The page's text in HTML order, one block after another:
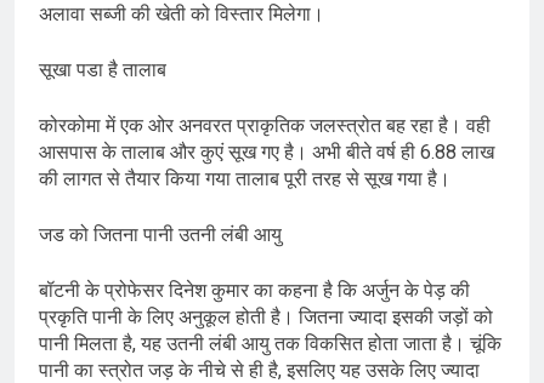
अलावा सब्जी की खेती को विस्तार मिलेगा।
सूखा पडा है तालाब
कोरकोमा में एक ओर अनवरत प्राकृतिक जलस्त्रोत बह रहा है। वही
आसपास के तालाब और कुएं सूख गए है। अभी बीते वर्ष ही 6.88 लाख
की लागत से तैयार किया गया तालाब पूरी तरह से सूख गया है।
जड को जितना पानी उतनी लंबी आयु
बॉटनी के प्रोफेसर दिनेश कुमार का कहना है कि अर्जुन के पेड़ की
प्रकृति पानी के लिए अनुकूल होती है। जितना ज्यादा इसकी जड़ों को
पानी मिलता है, यह उतनी लंबी आयु तक विकसित होता जाता है। चूंकि
पानी का स्त्रोत जड़ के नीचे से ही है, इसलिए यह उसके लिए ज्यादा